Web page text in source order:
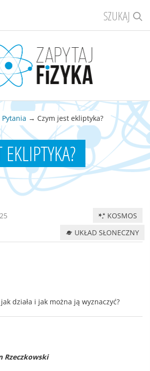
SZUKAJ
Pytania → Czym jest ekliptyka?
KOSMOS
UKŁAD SŁONECZNY
działa i jak można ją wyznaczyć?
Rzeczkowski